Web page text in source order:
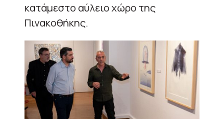
κατάμεστο αύλειο χώρο της
Πινακοθήκης.